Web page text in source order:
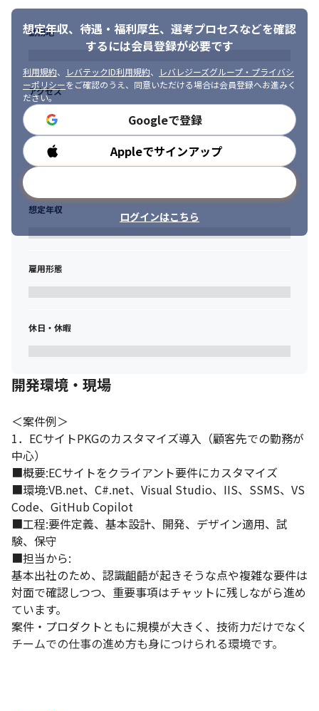
想定年収、待遇・福利厚生、 選考プロセスなどを確認
するには会員登録が必要です
利用規約、 レバテックID利用規約、
レバレジーズグループ・プライバシ
ーポリシーをご確認のうえ、同意いただける場合は会員登録へお進みく
ださい。
Googleで登録
Appleでサインアップ
ログインはこちら
勤務地
アクセス
勤務時間
想定年収
雇用形態
休日・休暇
開発環境・現場
＜案件例＞
1．ECサイトPKGのカスタマイズ導入（顧客先での勤務が
中心）
■概要:ECサイトをクライアント要件にカスタマイズ
■環境:VB.net、C#.net、Visual Studio、IIS、SSMS、VS
Code、GitHub Copilot
■工程:要件定義、基本設計、開発、デザイン適用、試
験、保守
■担当から:
基本出社のため、認識齟齬が起きそうな点や複雑な要件は
対面で確認しつつ、重要事項はチャットに残しながら進め
ています。
案件・プロダクトともに規模が大きく、技術力だけでなく
チームでの仕事の進め方も身につけられる環境です。